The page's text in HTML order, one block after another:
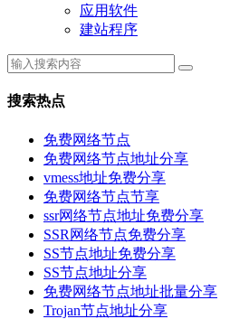
应用软件
建站程序
搜索热点
免费网络节点
免费网络节点地址分享
vmess地址免费分享
免费网络节点节享
ssr网络节点地址免费分享
SSR网络节点免费分享
SS节点地址免费分享
SS节点地址分享
免费网络节点地址批量分享
Trojan节点地址分享